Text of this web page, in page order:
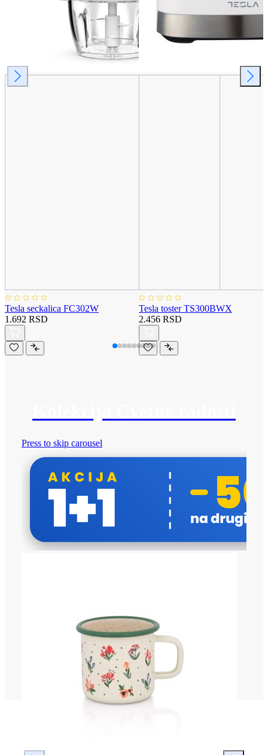
Tesla seckalica FC302W
1.692 RSD
Tesla toster TS300BWX
2.456 RSD
Press to skip carousel